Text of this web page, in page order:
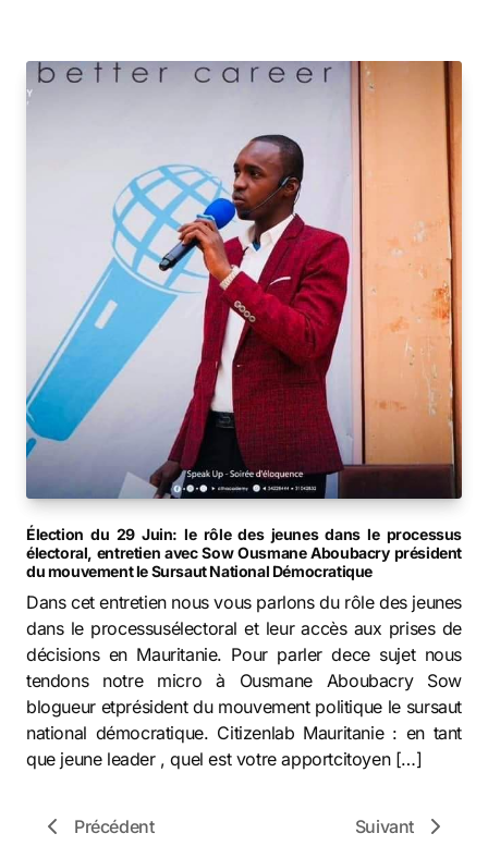
Élection du 29 Juin: le rôle des jeunes dans le processus
électoral, entretien avec Sow Ousmane Aboubacry président
du mouvement le Sursaut National Démocratique
Dans cet entretien nous vous parlons du rôle des jeunes
dans le processusélectoral et leur accès aux prises de
décisions en Mauritanie. Pour parler dece sujet nous
tendons notre micro à Ousmane Aboubacry Sow
blogueur etprésident du mouvement politique le sursaut
national démocratique. Citizenlab Mauritanie : en tant
que jeune leader , quel est votre apportcitoyen […]
Précédent Suivant